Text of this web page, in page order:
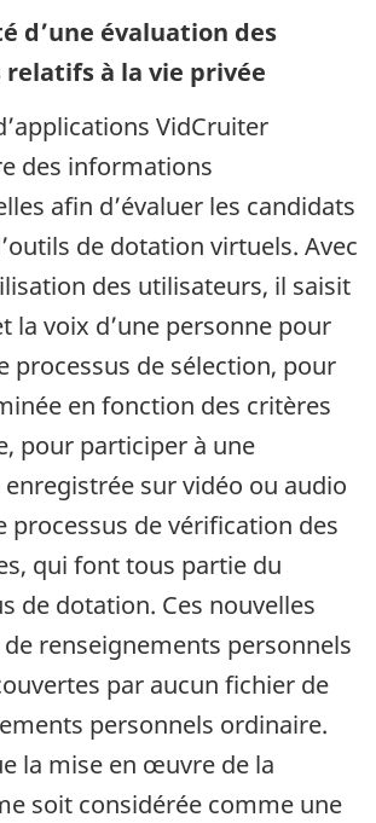
d’une évaluation des
à la vie privée
VidCruiter
des informations
afin d’évaluer les candidats
de dotation virtuels. Avec
des utilisateurs, il saisit
la voix d’une personne pour
processus de sélection, pour
en fonction des critères
pour participer à une
sur vidéo ou audio
processus de vérification des
qui font tous partie du
de dotation. Ces nouvelles
renseignements personnels
par aucun fichier de
personnels ordinaire.
la mise en œuvre de la
soit considérée comme une